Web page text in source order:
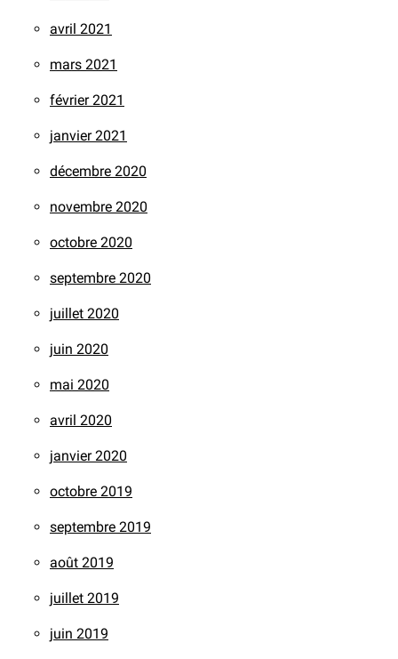
avril 2021
mars 2021
février 2021
janvier 2021
décembre 2020
novembre 2020
octobre 2020
septembre 2020
juillet 2020
juin 2020
mai 2020
avril 2020
janvier 2020
octobre 2019
septembre 2019
août 2019
juillet 2019
juin 2019